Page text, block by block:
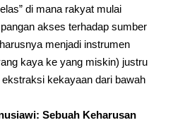
di mana rakyat mulai
akses terhadap sumber
menjadi instrumen
kaya ke yang miskin) justru
kekayaan dari bawah
Sebuah Keharusan